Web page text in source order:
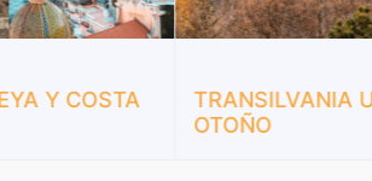
COSTA
TRANSILVANIA UN
OTOÑO